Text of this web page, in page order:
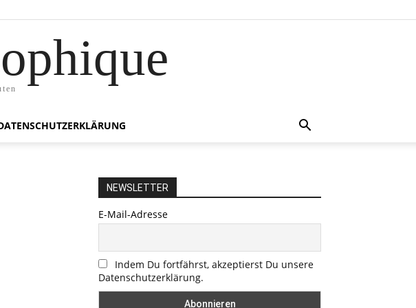
NEWSLETTER
E-Mail-Adresse
Indem Du fortfährst, akzeptierst Du unsere
Datenschutzerklärung.